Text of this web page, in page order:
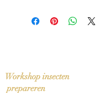
ISBN: 9789029589208
Aantal pagina's: 726
Workshop insecten
prepareren